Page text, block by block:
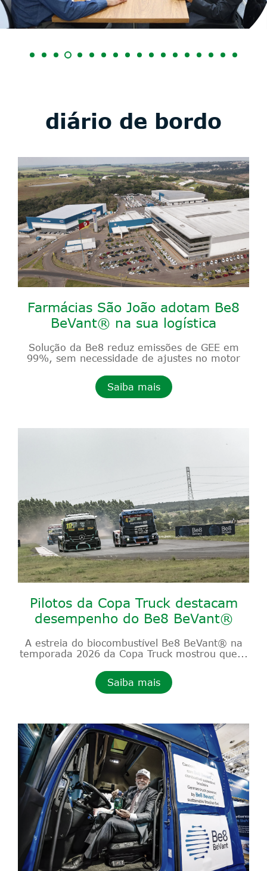
diário de bordo
Farmácias São João adotam Be8
BeVant® na sua logística
Solução da Be8 reduz emissões de GEE em
99%, sem necessidade de ajustes no motor
Saiba mais
Pilotos da Copa Truck destacam
desempenho do Be8 BeVant®
A estreia do biocombustível Be8 BeVant® na
temporada 2026 da Copa Truck mostrou que...
Saiba mais